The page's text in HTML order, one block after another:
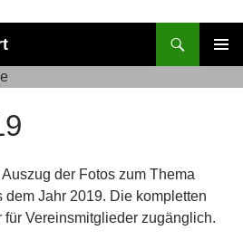
der Fotos zum Thema
dem Jahr 2019. Die kompletten
für Vereinsmitglieder zugänglich.